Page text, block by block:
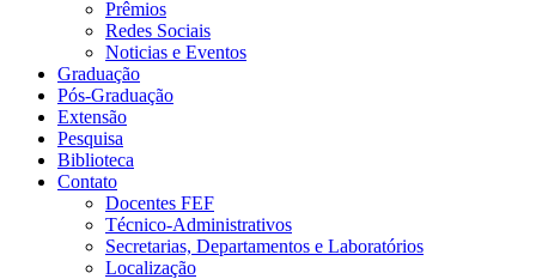
Prêmios
Redes Sociais
Noticias e Eventos
Graduação
Pós-Graduação
Extensão
Pesquisa
Biblioteca
Contato
Docentes FEF
Técnico-Administrativos
Secretarias, Departamentos e Laboratórios
Localização